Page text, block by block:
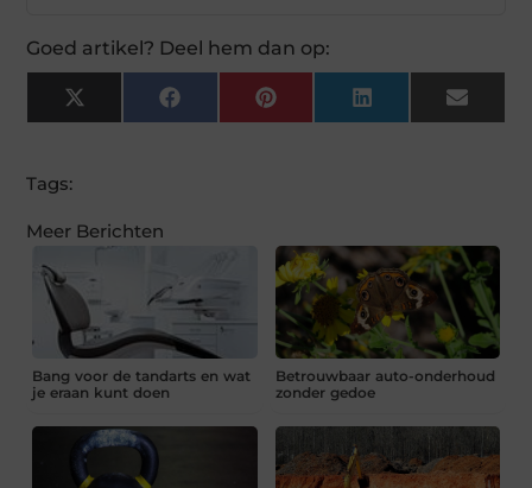
Goed artikel? Deel hem dan op:
X
(Twitter)
FacebookPinterest LinkedIn Email
Tags:
Meer Berichten
Bang voor de tandarts en wat
je eraan kunt doen
Betrouwbaar auto-onderhoud
zonder gedoe